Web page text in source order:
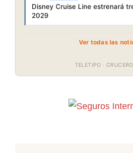
Disney Cruise Line estrenará
2029
Ver todas las
TELETIPO ·